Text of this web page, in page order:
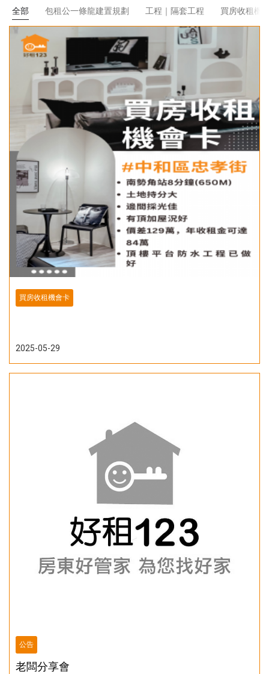
全部 包租公一條龍建置規劃 工程｜隔套工程 買房收租機
買房收租機會卡
2025-05-29
公告
老闆分享會